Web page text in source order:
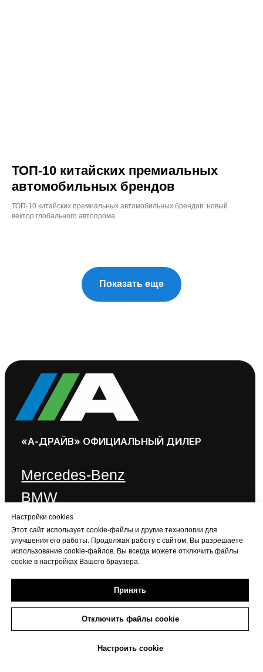
ТОП-10 китайских премиальных
автомобильных брендов
ТОП-10 китайских премиальных автомобильных брендов: новый
вектор глобального автопрома
Показать еще
Настройки cookies
Этот сайт использует cookie-файлы и другие технологии для
улучшения его работы. Продолжая работу с сайтом, Вы разрешаете
использование cookie-файлов. Вы всегда можете отключить файлы
cookie в настройках Вашего браузера.
Принять
Отключить файлы cookie
Настроить cookie